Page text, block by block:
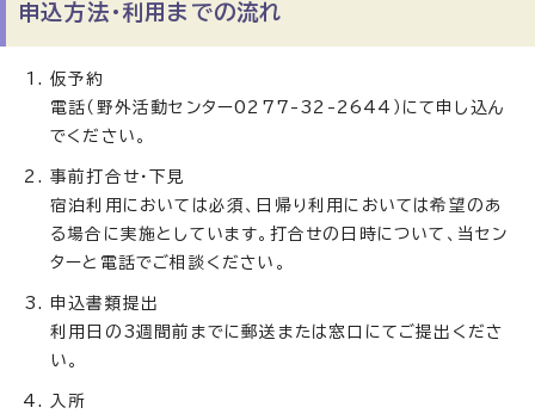
申込方法・利用までの流れ
仮予約
電話（野外活動センター0277-32-2644）にて申し込ん
でください。
事前打合せ・下見
宿泊利用においては必須、日帰り利用においては希望のあ
る場合に実施としています。打合せの日時について、当セン
ターと電話でご相談ください。
申込書類提出
利用日の3週間前までに郵送または窓口にてご提出くださ
い。
入所